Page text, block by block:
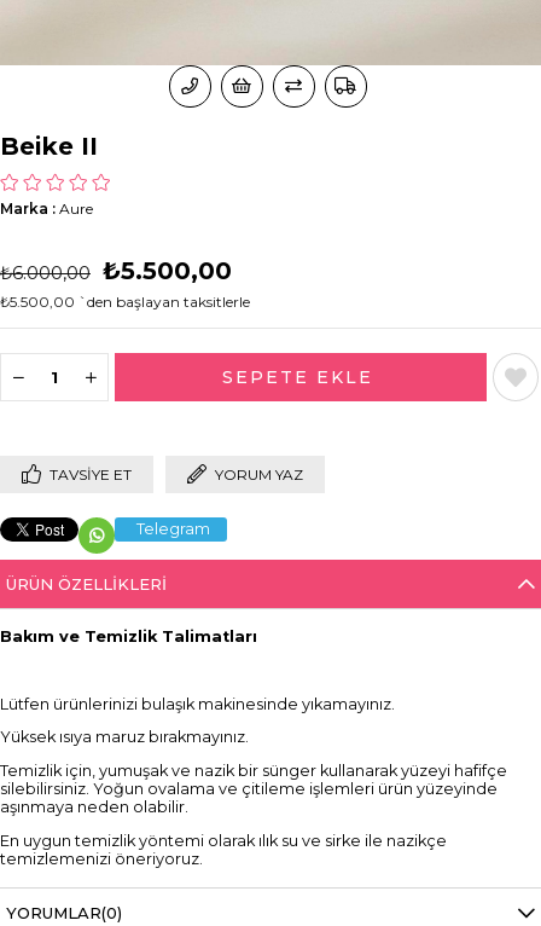
Beike II
Marka : Aure
₺6.000,00 ₺5.500,00
₺5.500,00 `den başlayan taksitlerle
TAVSIYE ET YORUM YAZ
Telegram
ÜRÜN ÖZELLIKLERI
Bakım ve Temizlik Talimatları
Lütfen ürünlerinizi bulaşık makinesinde yıkamayınız.
Yüksek ısıya maruz bırakmayınız.
Temizlik için, yumuşak ve nazik bir sünger kullanarak yüzeyi hafifçe
silebilirsiniz. Yoğun ovalama ve çitileme işlemleri ürün yüzeyinde
aşınmaya neden olabilir.
En uygun temizlik yöntemi olarak ılık su ve sirke ile nazikçe
temizlemenizi öneriyoruz.
Ürünlerin içinde kullanım sonrası şekerli veya alkollü içecekleri uzun
süre bekletmeyiniz. Kullanım sonrası ürünü duru su ile çalkalayarak
YORUMLAR(0)